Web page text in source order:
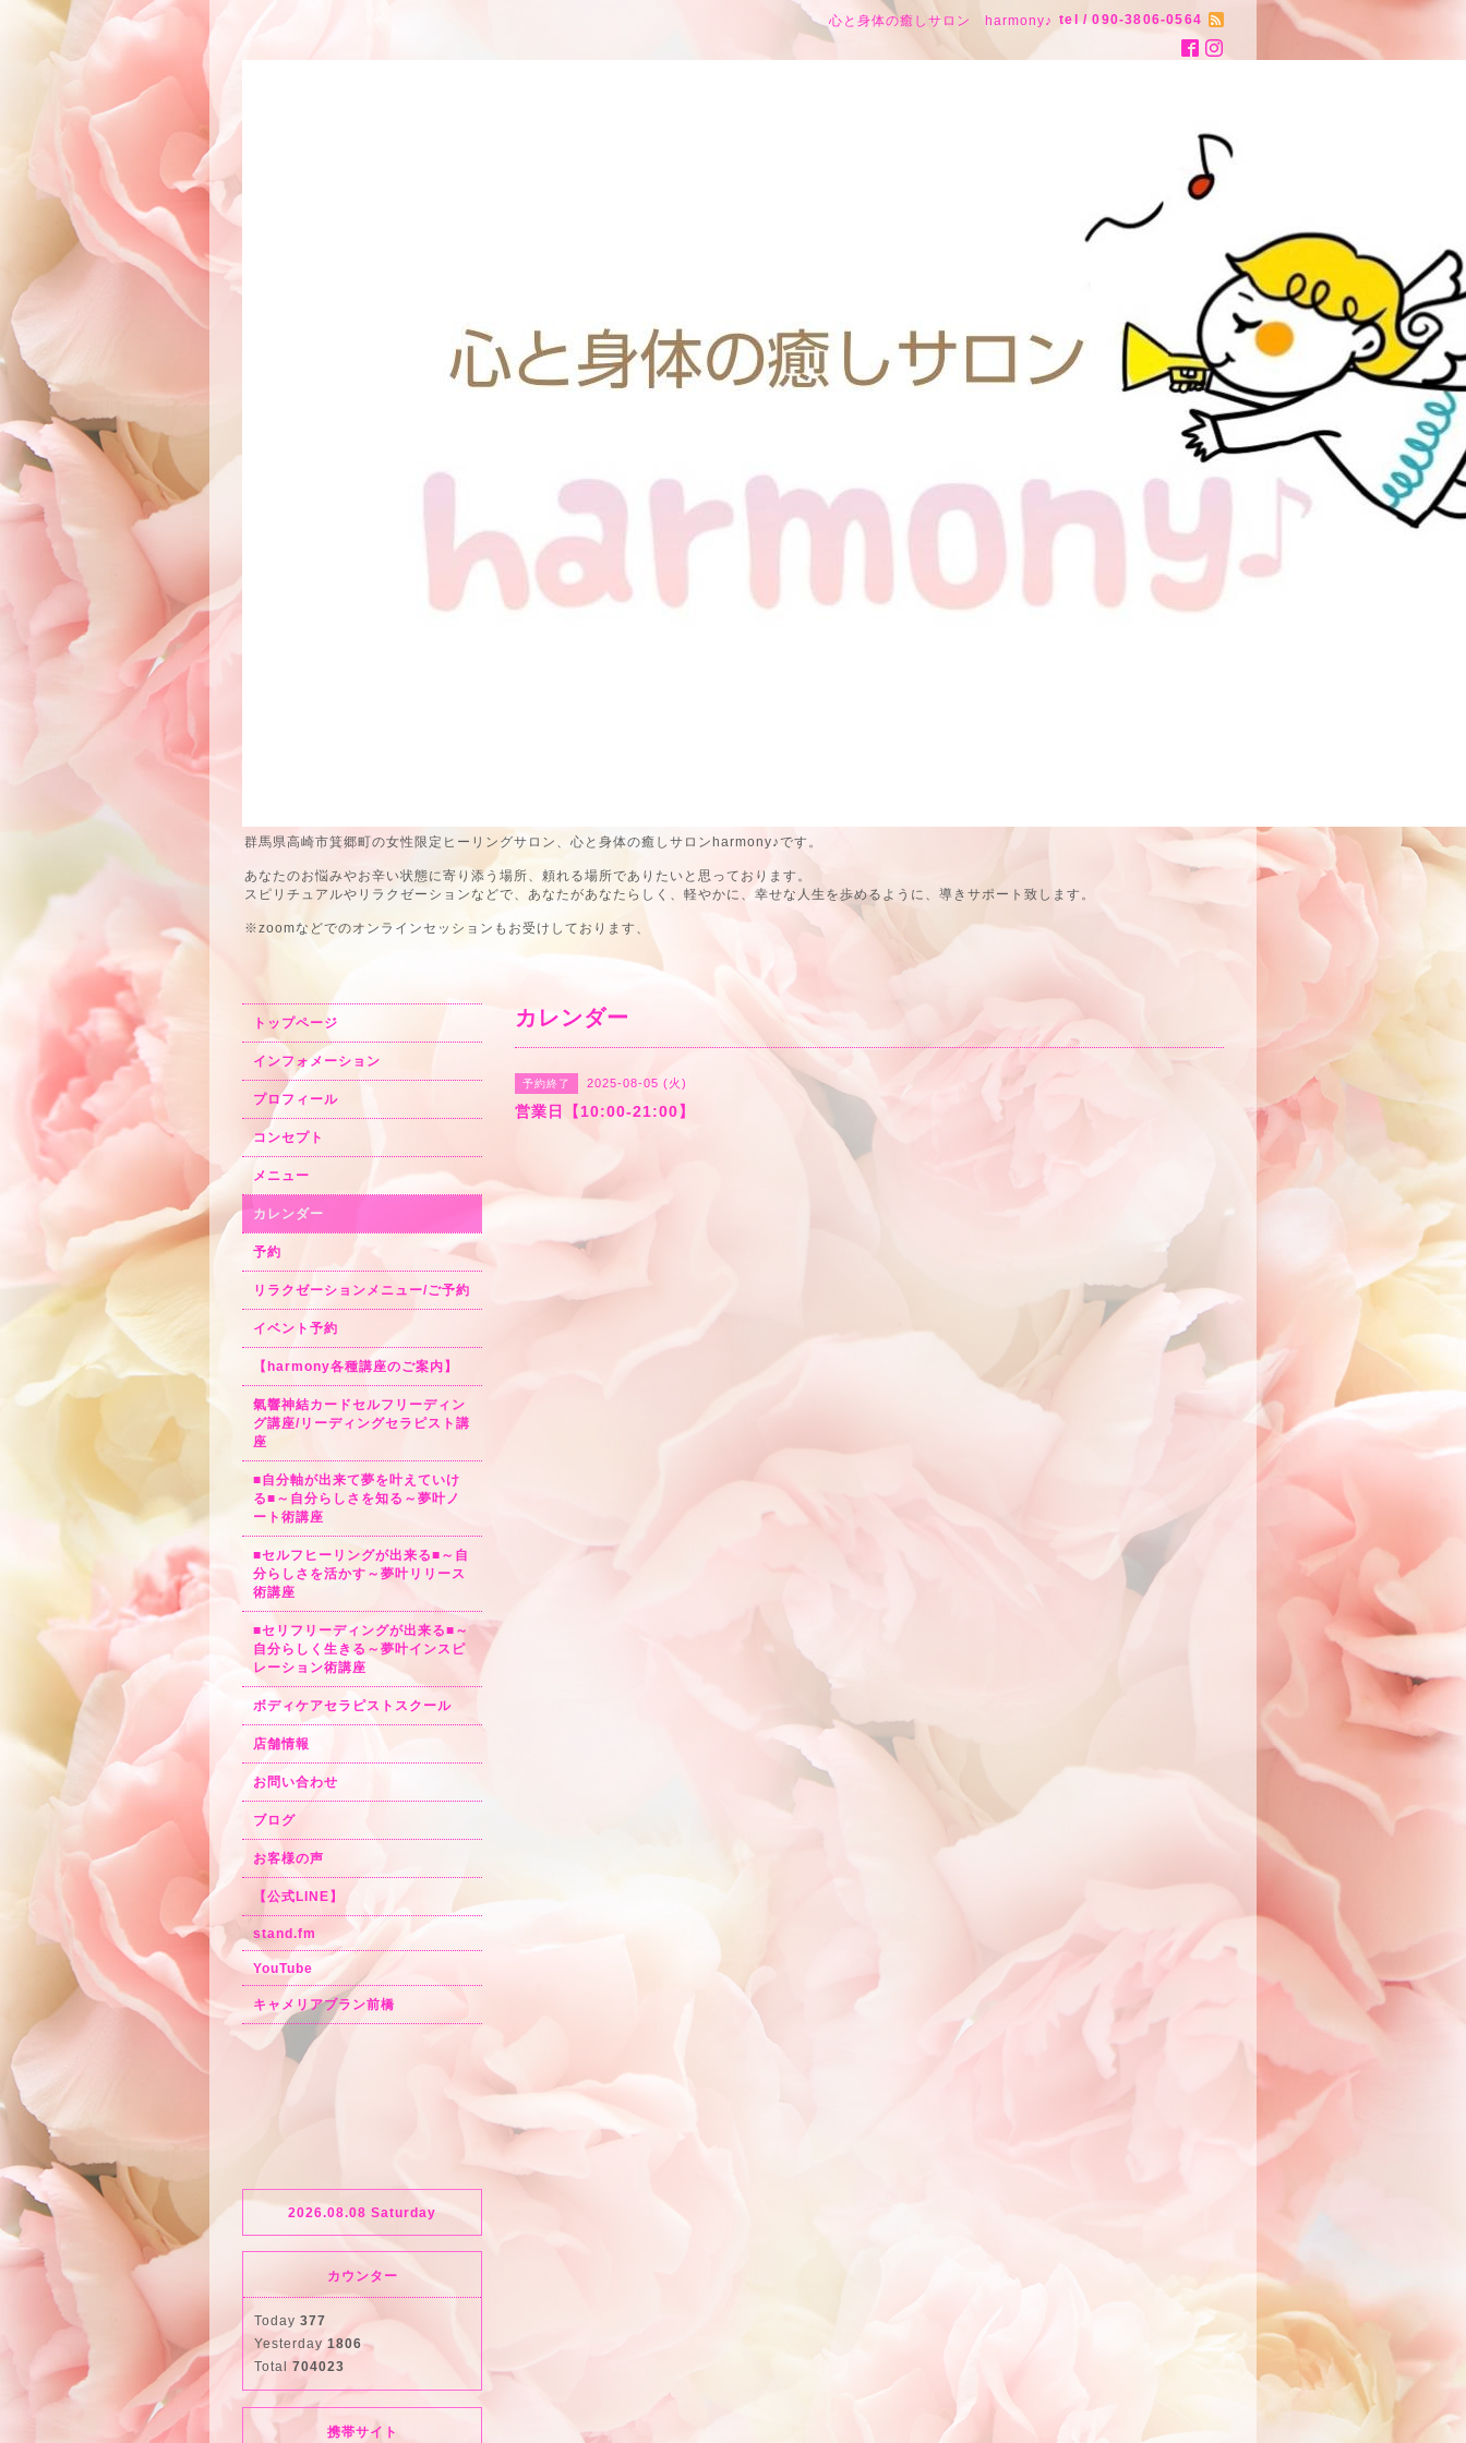
心と身体の癒しサロン harmony♪ tel / 090-3806-0564
群馬県高崎市箕郷町の女性限定ヒーリングサロン、心と身体の癒しサロンharmony♪です。
あなたのお悩みやお辛い状態に寄り添う場所、頼れる場所でありたいと思っております。
スピリチュアルやリラクゼーションなどで、あなたがあなたらしく、軽やかに、幸せな人生を歩めるように、導きサポート致します。
※zoomなどでのオンラインセッションもお受けしております、
カレンダー
予約終了 2025-08-05 (火)
営業日【10:00-21:00】
トップページ
インフォメーション
プロフィール
コンセプト
メニュー
カレンダー
予約
リラクゼーションメニュー/ご予約
イベント予約
【harmony各種講座のご案内】
氣響神結カードセルフリーディン
グ講座/リーディングセラピスト講
座
■自分軸が出来て夢を叶えていけ
る■～自分らしさを知る～夢叶ノ
ート術講座
■セルフヒーリングが出来る■～自
分らしさを活かす～夢叶リリース
術講座
■セリフリーディングが出来る■～
自分らしく生きる～夢叶インスピ
レーション術講座
ボディケアセラピストスクール
店舗情報
お問い合わせ
ブログ
お客様の声
【公式LINE】
stand.fm
YouTube
キャメリアブラン前橋
2026.08.08 Saturday
カウンター
Today 377
Yesterday 1806
Total 704023
携帯サイト